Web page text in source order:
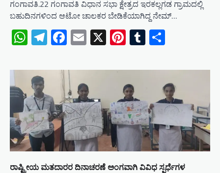
ಗಂಗಾವತಿ.22 ಗಂಗಾವತಿ ವಿಧಾನ ಸಭಾ ಕ್ಷೇತ್ರದ ಇರಕಲ್ಲಗಡ ಗ್ರಾಮದಲ್ಲಿ
ಬಹುದಿನಗಳಿಂದ ಆಟೋ ಚಾಲಕರ ಬೇಡಿಕೆಯಾಗಿದ್ದ ನೇಮ್…
WhatsApp
Telegram
Facebook
Email
X Pinterest
Tumblr
ರಾಷ್ಟ್ರೀಯ ಮತದಾರರ ದಿನಾಚರಣೆ ಅಂಗವಾಗಿ ವಿವಿಧ ಸ್ಪರ್ಧೆಗಳ